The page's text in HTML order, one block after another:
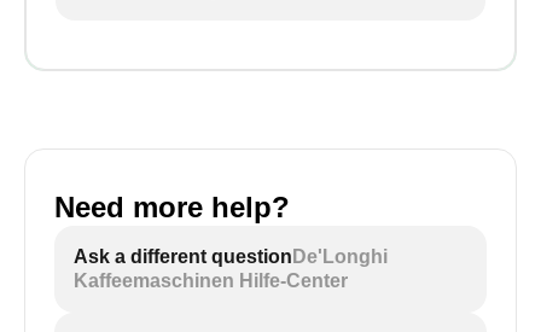
Need more help?
Ask a different question De'Longhi
Kaffeemaschinen Hilfe-Center